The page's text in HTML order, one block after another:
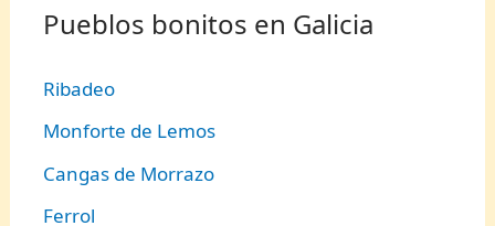
Pueblos bonitos en Galicia
Ribadeo
Monforte de Lemos
Cangas de Morrazo
Ferrol